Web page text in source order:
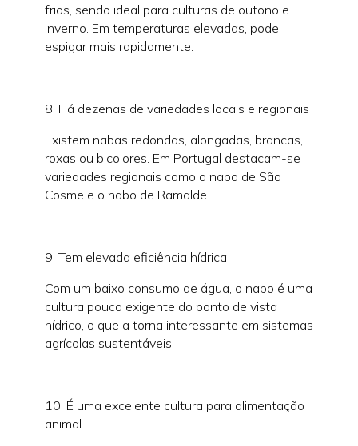
frios, sendo ideal para culturas de outono e
inverno. Em temperaturas elevadas, pode
espigar mais rapidamente.
8. Há dezenas de variedades locais e regionais
Existem nabas redondas, alongadas, brancas,
roxas ou bicolores. Em Portugal destacam-se
variedades regionais como o nabo de São
Cosme e o nabo de Ramalde.
9. Tem elevada eficiência hídrica
Com um baixo consumo de água, o nabo é uma
cultura pouco exigente do ponto de vista
hídrico, o que a torna interessante em sistemas
agrícolas sustentáveis.
10. É uma excelente cultura para alimentação
animal